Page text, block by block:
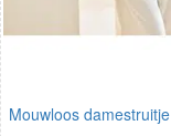
Mouwloos damestruitje